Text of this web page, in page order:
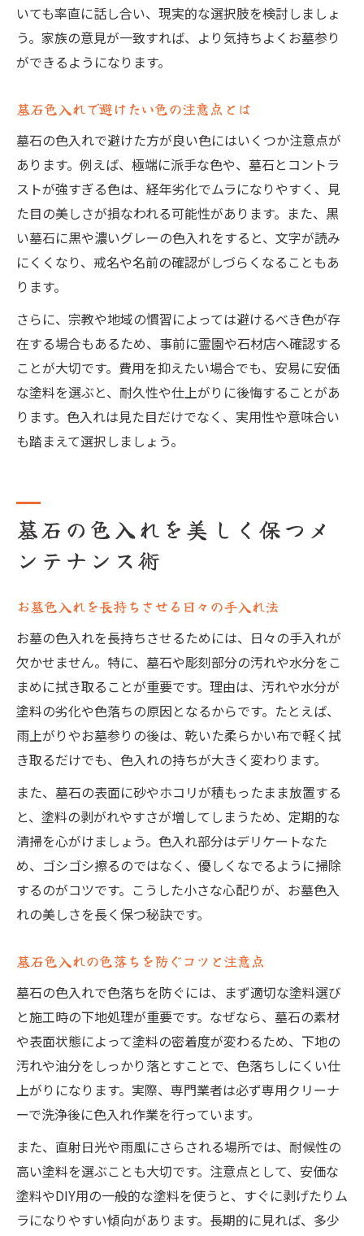
いても率直に話し合い、現実的な選択肢を検討しましょ
う。家族の意見が一致すれば、より気持ちよくお墓参り
ができるようになります。
墓石色入れで避けたい色の注意点とは
墓石の色入れで避けた方が良い色にはいくつか注意点が
あります。例えば、極端に派手な色や、墓石とコントラ
ストが強すぎる色は、経年劣化でムラになりやすく、見
た目の美しさが損なわれる可能性があります。また、黒
い墓石に黒や濃いグレーの色入れをすると、文字が読み
にくくなり、戒名や名前の確認がしづらくなることもあ
ります。
さらに、宗教や地域の慣習によっては避けるべき色が存
在する場合もあるため、事前に霊園や石材店へ確認する
ことが大切です。費用を抑えたい場合でも、安易に安価
な塗料を選ぶと、耐久性や仕上がりに後悔することがあ
ります。色入れは見た目だけでなく、実用性や意味合い
も踏まえて選択しましょう。
墓石の色入れを美しく保つメ
ンテナンス術
お墓色入れを長持ちさせる日々の手入れ法
お墓の色入れを長持ちさせるためには、日々の手入れが
欠かせません。特に、墓石や彫刻部分の汚れや水分をこ
まめに拭き取ることが重要です。理由は、汚れや水分が
塗料の劣化や色落ちの原因となるからです。たとえば、
雨上がりやお墓参りの後は、乾いた柔らかい布で軽く拭
き取るだけでも、色入れの持ちが大きく変わります。
また、墓石の表面に砂やホコリが積もったまま放置する
と、塗料の剥がれやすさが増してしまうため、定期的な
清掃を心がけましょう。色入れ部分はデリケートなた
め、ゴシゴシ擦るのではなく、優しくなでるように掃除
するのがコツです。こうした小さな心配りが、お墓色入
れの美しさを長く保つ秘訣です。
墓石色入れの色落ちを防ぐコツと注意点
墓石の色入れで色落ちを防ぐには、まず適切な塗料選び
と施工時の下地処理が重要です。なぜなら、墓石の素材
や表面状態によって塗料の密着度が変わるため、下地の
汚れや油分をしっかり落とすことで、色落ちしにくい仕
上がりになります。実際、専門業者は必ず専用クリーナ
ーで洗浄後に色入れ作業を行っています。
また、直射日光や雨風にさらされる場所では、耐候性の
高い塗料を選ぶことも大切です。注意点として、安価な
塗料やDIY用の一般的な塗料を使うと、すぐに剥げたりム
ラになりやすい傾向があります。長期的に見れば、多少